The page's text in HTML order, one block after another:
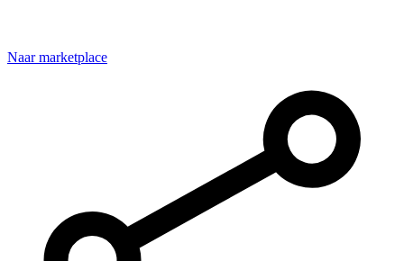
Naar marketplace